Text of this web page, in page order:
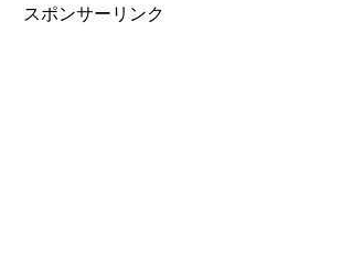
スポンサーリンク